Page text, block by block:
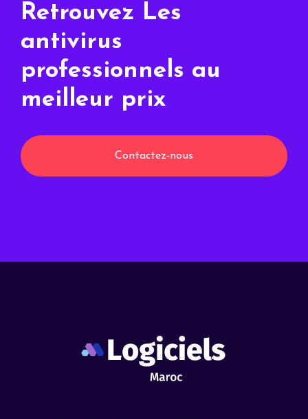
Retrouvez Les
antivirus
professionnels au
meilleur prix
Contactez-nous